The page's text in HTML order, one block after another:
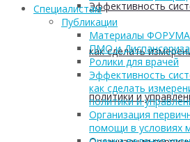
Эффективность
как сделать
политики и
Cпециалистам
Публикации
Материалы ФОРУМА
ПМО и
Ролики для врачей
Эффективность
как сделать
политики и
Организация
помощи в условиях